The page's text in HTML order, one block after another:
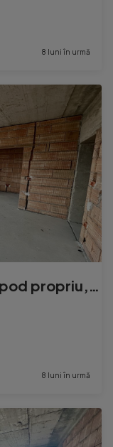
8 luni în urmă
Apartament cu 2 camere, pod propriu, zona Planetelor din ...
8 luni în urmă